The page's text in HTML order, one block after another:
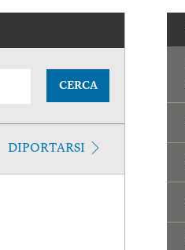
CERCA
DIPORTARSI